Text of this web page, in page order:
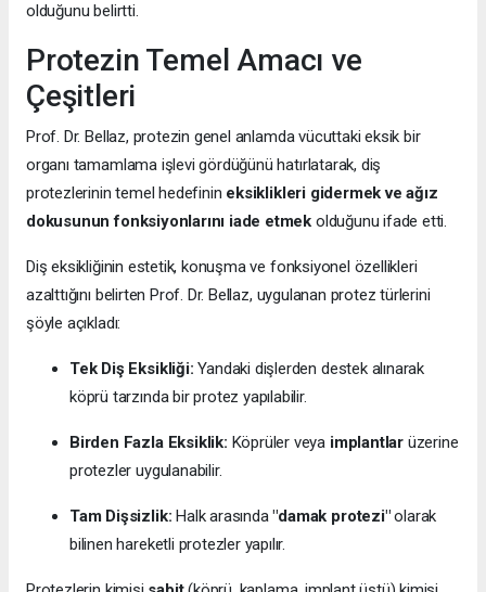
olduğunu belirtti.
Protezin Temel Amacı ve
Çeşitleri
Prof. Dr. Bellaz, protezin genel anlamda vücuttaki eksik bir
organı tamamlama işlevi gördüğünü hatırlatarak, diş
protezlerinin temel hedefinin eksiklikleri gidermek ve ağız
dokusunun fonksiyonlarını iade etmek olduğunu ifade etti.
Diş eksikliğinin estetik, konuşma ve fonksiyonel özellikleri
azalttığını belirten Prof. Dr. Bellaz, uygulanan protez türlerini
şöyle açıkladı:
Tek Diş Eksikliği: Yandaki dişlerden destek alınarak
köprü tarzında bir protez yapılabilir.
Birden Fazla Eksiklik: Köprüler veya implantlar üzerine
protezler uygulanabilir.
Tam Dişsizlik: Halk arasında"damak protezi"olarak
bilinen hareketli protezler yapılır.